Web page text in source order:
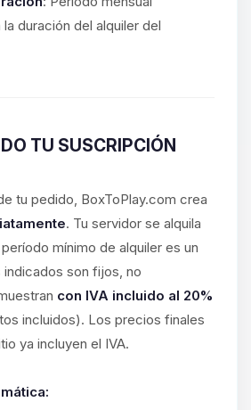
duración del alquiler del
TU SUSCRIPCIÓN
tu pedido, BoxToPlay.com crea
. Tu servidor se alquila
mínimo de alquiler es un
son fijos, no
con IVA incluido al 20%
incluidos). Los precios finales
ya incluyen el IVA.
de BoxToPlay. Cuentame